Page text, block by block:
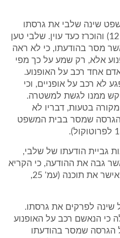
שינה שלבי את גרסתו
באופן משמעותי (עמ' 11- 12) והוכרז כעד עוין. שלבי טען
מסר בהודעתו, כי לא ראה
אלא, רק שמע על כך מפי
אחד רכב על האופנוע.
לא רכב על אופניים, וכי
ממנו לגשת למשטרה.
בטעות, דבריו לא
הגרסה שמסר בבית המשפט
גביית הודעתו של שלבי,
גבה את ההודעה, כי הקריא
העדות בפניו וחתם עליה ואישר את תוכנה (עמ' 25,
לפרקים את גרסתו.
כי הנאשם רכב על האופנוע
הגרסה שמסר בהודעתו